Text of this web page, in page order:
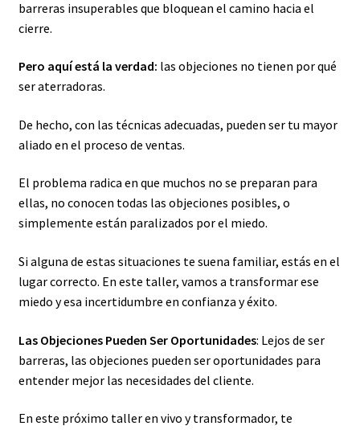
barreras insuperables que bloquean el camino hacia el
cierre.
Pero aquí está la verdad: las objeciones no tienen por qué
ser aterradoras.
De hecho, con las técnicas adecuadas, pueden ser tu mayor
aliado en el proceso de ventas.
El problema radica en que muchos no se preparan para
ellas, no conocen todas las objeciones posibles, o
simplemente están paralizados por el miedo.
Si alguna de estas situaciones te suena familiar, estás en el
lugar correcto. En este taller, vamos a transformar ese
miedo y esa incertidumbre en confianza y éxito.
Las Objeciones Pueden Ser Oportunidades: Lejos de ser
barreras, las objeciones pueden ser oportunidades para
entender mejor las necesidades del cliente.
En este próximo taller en vivo y transformador, te